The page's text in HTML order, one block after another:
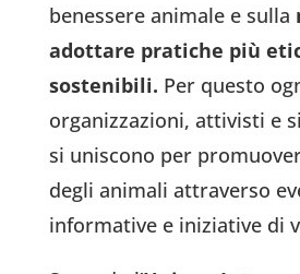
benessere animale e sulla
adottare pratiche più
sostenibili. Per questo
organizzazioni, attivisti e
si uniscono per
degli animali attraverso
informative e iniziative di